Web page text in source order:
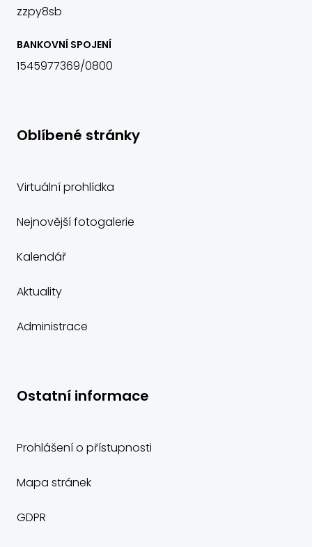
zzpy8sb
BANKOVNÍ SPOJENÍ
1545977369/0800
Oblíbené stránky
Virtuální prohlídka
Nejnovější fotogalerie
Kalendář
Aktuality
Administrace
Ostatní informace
Prohlášení o přístupnosti
Mapa stránek
GDPR